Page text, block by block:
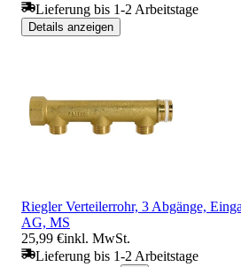
Lieferung bis 1-2 Arbeitstage
Details anzeigen
Riegler Verteilerrohr, 3 Abgänge,
AG, MS
25,99 €inkl. MwSt.
Lieferung bis 1-2 Arbeitstage